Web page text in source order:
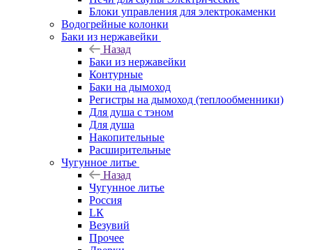
Блоки управления для электрокаменки
Водогрейные колонки
Баки из нержавейки
Назад
Баки из нержавейки
Контурные
Баки на дымоход
Регистры на дымоход (теплообменники)
Для душа с тэном
Для душа
Накопительные
Расширительные
Чугунное литье
Назад
Чугунное литье
Россия
LК
Везувий
Прочее